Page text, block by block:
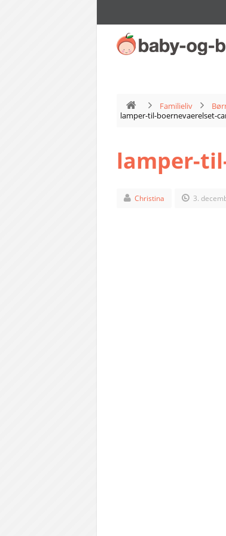
Familieliv
lamper-til-boernevaerelset-
lamper-
Christina 3.